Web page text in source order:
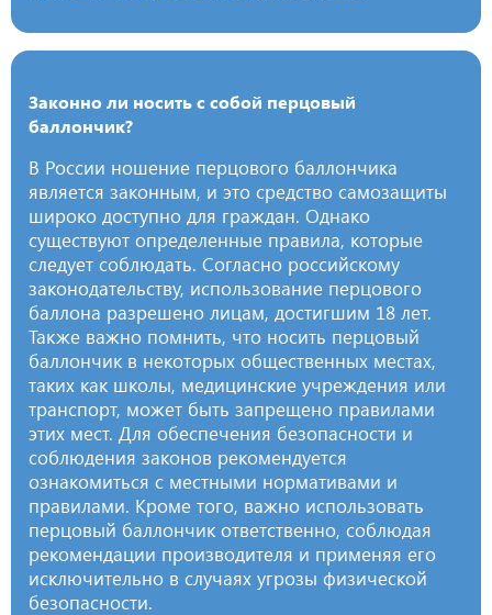
Законно ли носить с собой перцовый
баллончик?
В России ношение перцового баллончика
является законным, и это средство самозащиты
широко доступно для граждан. Однако
существуют определенные правила, которые
следует соблюдать. Согласно российскому
законодательству, использование перцового
баллона разрешено лицам, достигшим 18 лет.
Также важно помнить, что носить перцовый
баллончик в некоторых общественных местах,
таких как школы, медицинские учреждения или
транспорт, может быть запрещено правилами
этих мест. Для обеспечения безопасности и
соблюдения законов рекомендуется
ознакомиться с местными нормативами и
правилами. Кроме того, важно использовать
перцовый баллончик ответственно, соблюдая
рекомендации производителя и применяя его
исключительно в случаях угрозы физической
безопасности.